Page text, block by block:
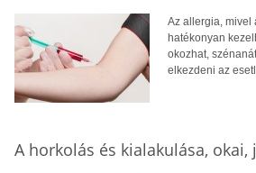
Az allergia, mivel
hatékonyan
okozhat,
elkezdeni az
A horkolás és kialakulása, okai,